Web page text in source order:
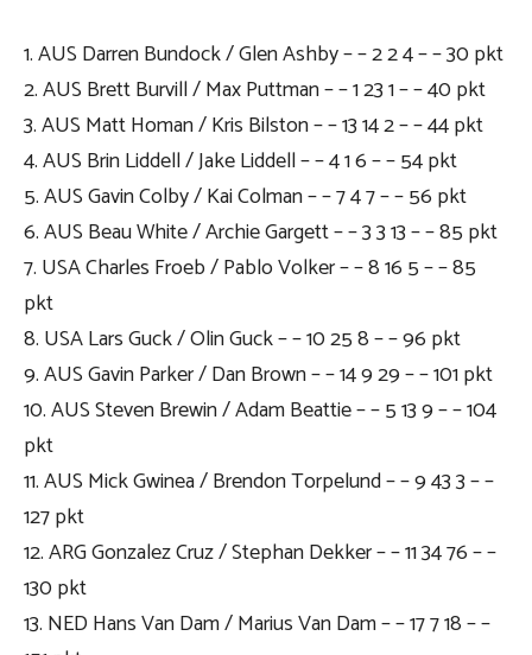
1. AUS Darren Bundock / Glen Ashby – – 2 2 4 – – 30 pkt
2. AUS Brett Burvill / Max Puttman – – 1 23 1 – – 40 pkt
3. AUS Matt Homan / Kris Bilston – – 13 14 2 – – 44 pkt
4. AUS Brin Liddell / Jake Liddell – – 4 1 6 – – 54 pkt
5. AUS Gavin Colby / Kai Colman – – 7 4 7 – – 56 pkt
6. AUS Beau White / Archie Gargett – – 3 3 13 – – 85 pkt
7. USA Charles Froeb / Pablo Volker – – 8 16 5 – – 85
pkt
8. USA Lars Guck / Olin Guck – – 10 25 8 – – 96 pkt
9. AUS Gavin Parker / Dan Brown – – 14 9 29 – – 101 pkt
10. AUS Steven Brewin / Adam Beattie – – 5 13 9 – – 104
pkt
11. AUS Mick Gwinea / Brendon Torpelund – – 9 43 3 – –
127 pkt
12. ARG Gonzalez Cruz / Stephan Dekker – – 11 34 76 – –
130 pkt
13. NED Hans Van Dam / Marius Van Dam – – 17 7 18 – –